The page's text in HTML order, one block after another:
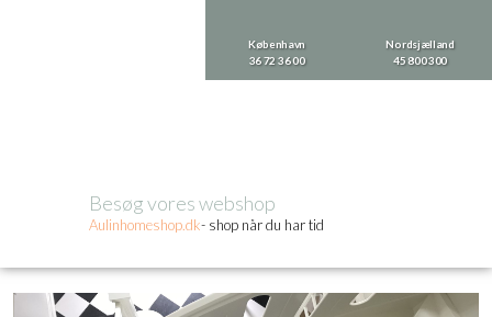
København
36 72 36 00
Nordsjælland
​45 800 300
Besøg vores webshop​
Aulinhom​eshop.dk- shop når du har tid​